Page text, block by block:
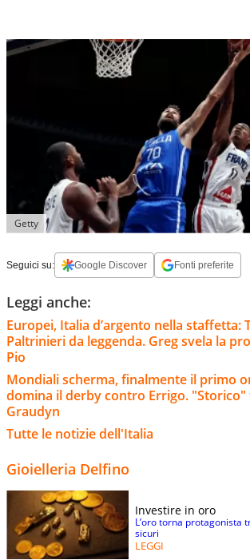
Getty
Seguici su: Google Discover Fonti preferite
Leggi anche:
Europei, Italia d’argento nella staffetta:
Paltrinieri da leggenda. Greg svela la
Pio
Mondiali scherma, finalmente il primo
domina il derby contro Errigo.
Graudyn
Tutte le notizie dell'Italia
Gioielleria Delfino
Investire in oro
L’oro torna protagonista
sicuri
LEGGI